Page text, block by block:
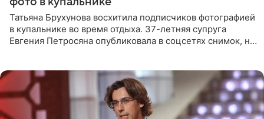
Татьяна Брухунова восхитила подписчиков фотографией
в купальнике во время отдыха. 37-летняя супруга
Евгения Петросяна опубликовала в соцсетях снимок, на